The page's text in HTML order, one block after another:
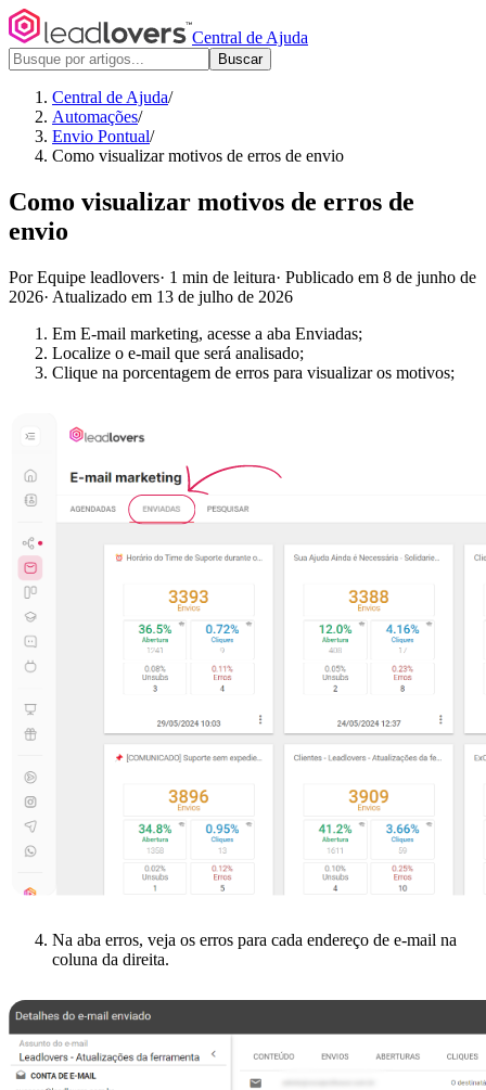
Central de Ajuda
Buscar
Central de Ajuda/
Automações/
Envio Pontual/
Como visualizar motivos de erros de envio
Como visualizar motivos de erros de
envio
Por Equipe leadlovers· 1 min de leitura· Publicado em 8 de junho de
2026· Atualizado em 13 de julho de 2026
Em E-mail marketing, acesse a aba Enviadas;
Localize o e-mail que será analisado;
Clique na porcentagem de erros para visualizar os motivos;
Na aba erros, veja os erros para cada endereço de e-mail na
coluna da direita.